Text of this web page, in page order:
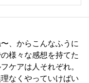
、からこんなふうに
様々な感想を持てた
ケアは人それぞれ。
なくやっていけばい